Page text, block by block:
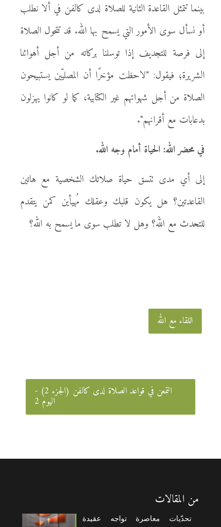
بينما تتمثل القاعدة الثانية للصلاة لدى كالفن في ألا نطلب
أو نسأل سوى الأمور التي يسمح بها الله. قد تتحول الصلاة
إلى فرصة للتجديف إذا توسلنا بركاته من أجل أهوائنا
الشريرة؛ فيقول: "لاحظت مؤخرًا أن المصليّين يستبيحون
الصلاة من أجل شهواتهم غير الكتابية، كما لو كانوا يهزلون
بدعابات مع أقرانهم".
في محضر الله: الحياة أمام وجه الله.
إلى أي مدى تتسق حياة صلاتك الشخصية مع هاتين
القاعدتين؟ هل يكون قلبك وعقلك مُهيأين كمن يتقدم
للتحدث مع الله؟ وهل لا تطلب سوى ما يسمح به الله؟
اللقاء مع الله
التمعن في قواعد الصلاة لدى كالفن (الجزء 2) -
اليوم 2
من المقالات
تحدّيات معاصرة تواجه عقيدة